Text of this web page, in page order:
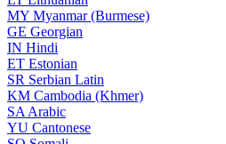
MY Myanmar (Burmese)
GE Georgian
IN Hindi
ET Estonian
SR Serbian Latin
KM Cambodia (Khmer)
SA Arabic
YU Cantonese